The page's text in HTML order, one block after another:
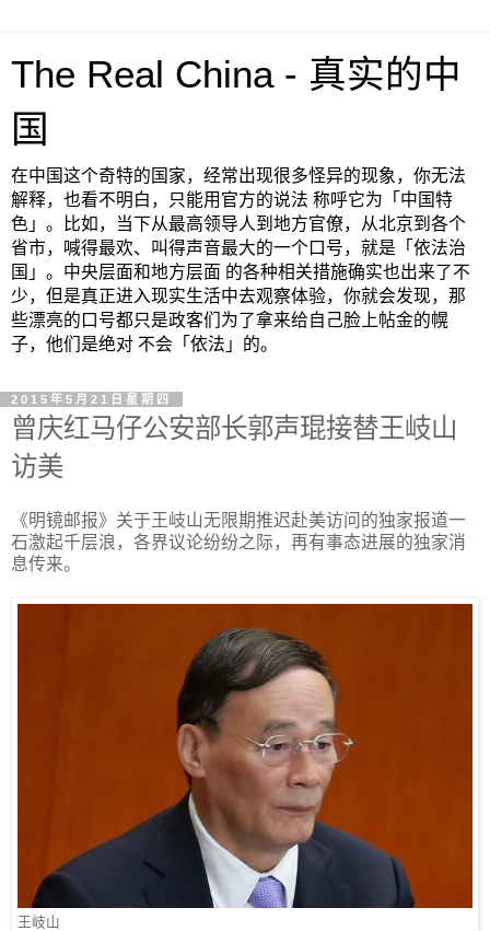
The Real China - 真实的中
国
在中国这个奇特的国家，经常出现很多怪异的现象，你无法
解释，也看不明白，只能用官方的说法 称呼它为「中国特
色」。比如，当下从最高领导人到地方官僚，从北京到各个
省市，喊得最欢、叫得声音最大的一个口号，就是「依法治
国」。中央层面和地方层面 的各种相关措施确实也出来了不
少，但是真正进入现实生活中去观察体验，你就会发现，那
些漂亮的口号都只是政客们为了拿来给自己脸上帖金的幌
子，他们是绝对 不会「依法」的。
2015年5月21日星期四
曾庆红马仔公安部长郭声琨接替王岐山
访美
《明镜邮报》关于王岐山无限期推迟赴美访问的独家报道一
石激起千层浪，各界议论纷纷之际，再有事态进展的独家消
息传来。
王岐山